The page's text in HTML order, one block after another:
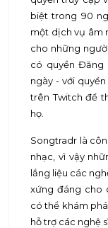
biệt trong 90
một dịch vụ âm
cho những
có quyền Đăng
ngày - với
trên Twitch để
họ.
Songtradr là
nhạc, vì vậy
lắng liệu các
xứng đáng cho
có thể khám
hỗ trợ các nghệ